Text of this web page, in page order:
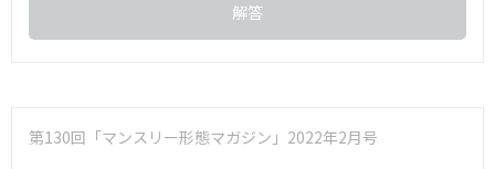
解答
第130回「マンスリー形態マガジン」2022年2月号